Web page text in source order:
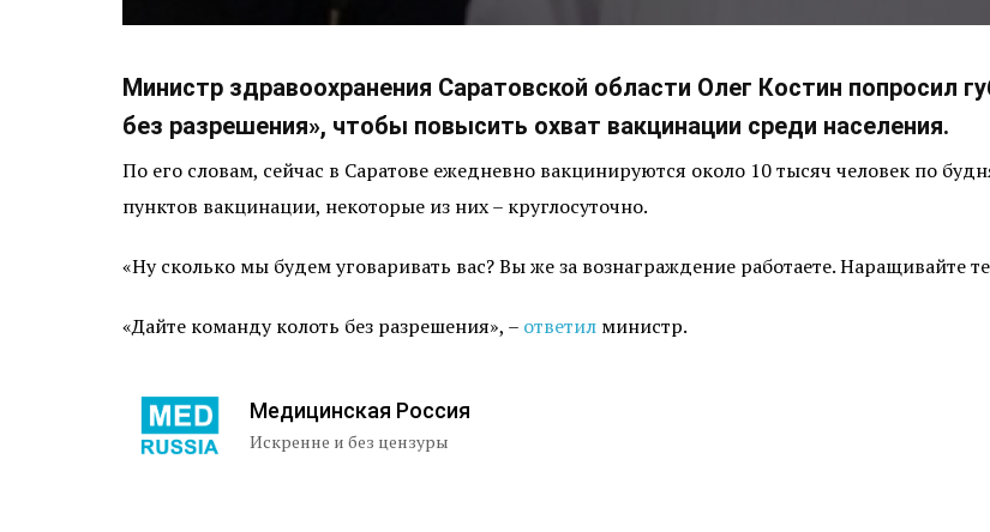
Министр здравоохранения Саратовской области Олег Костин попросил
без разрешения», чтобы повысить охват вакцинации среди населения.
По его словам, сейчас в Саратове ежедневно вакцинируются около 10 тысяч человек по
пунктов вакцинации, некоторые из них – круглосуточно.
«Ну сколько мы будем уговаривать вас? Вы же за вознаграждение работаете. Наращивайте
«Дайте команду колоть без разрешения», – ответил министр.
Медицинская Россия
Искренне и без цензуры